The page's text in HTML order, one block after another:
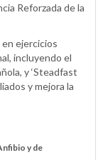
Reforzada de la
ejercicios
incluyendo el
y ‘Steadfast
y mejora la
y de